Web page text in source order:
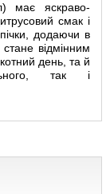
має яскраво-
смак і
додаючи в
відмінним
день, та й
так і